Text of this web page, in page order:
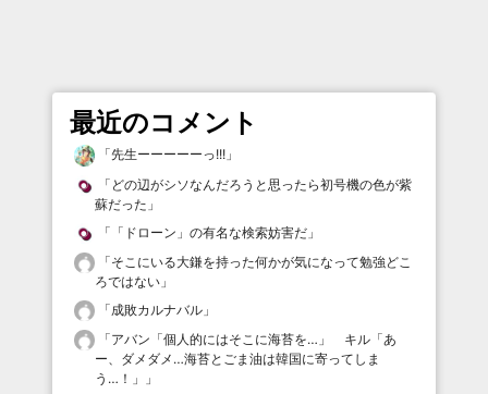
最近のコメント
「先生ーーーーーっ!!! 」
「 どの辺がシソなんだろうと思ったら初号機の色が紫
蘇だった 」
「 「ドローン」の有名な検索妨害だ 」
「そこにいる大鎌を持った何かが気になって勉強どこ
ろではない 」
「成敗カルナバル 」
「アバン「個人的にはそこに海苔を…」 キル「あ
ー、ダメダメ…海苔とごま油は韓国に寄ってしま
う…！」
」